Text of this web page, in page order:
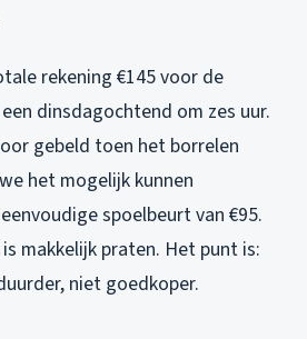
rekening €145 voor de
dinsdagochtend om zes uur.
gebeld toen het borrelen
het mogelijk kunnen
spoelbeurt van €95.
makkelijk praten. Het punt is:
niet goedkoper.